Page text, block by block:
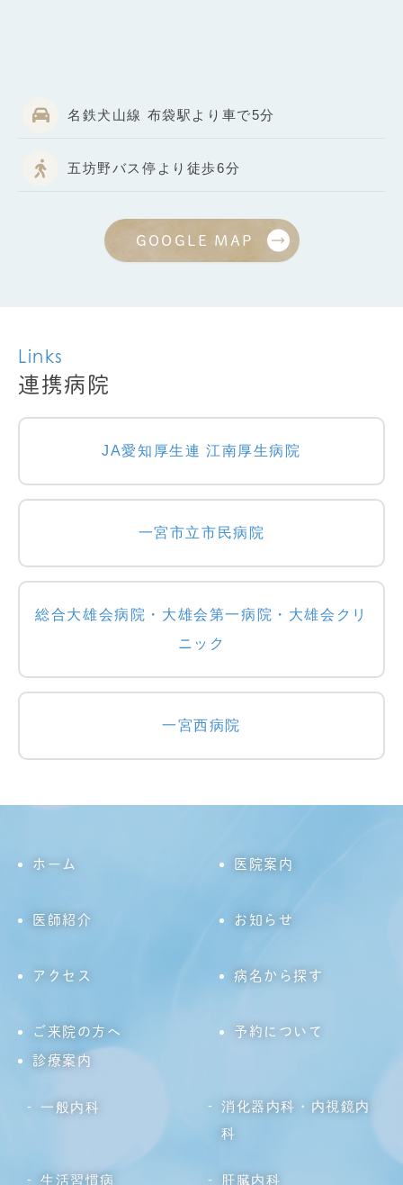
名鉄犬山線 布袋駅より車で5分
五坊野バス停より徒歩6分
GOOGLE MAP
Links
連携病院
JA愛知厚生連 江南厚生病院
一宮市立市民病院
総合大雄会病院・大雄会第一病院・大雄会クリ
ニック
一宮西病院
ホーム 医院案内
医師紹介 お知らせ
アクセス 病名から探す
ご来院の方へ 予約について
診療案内
一般内科
消化器内科・内視鏡内
科
生活習慣病 肝臓内科